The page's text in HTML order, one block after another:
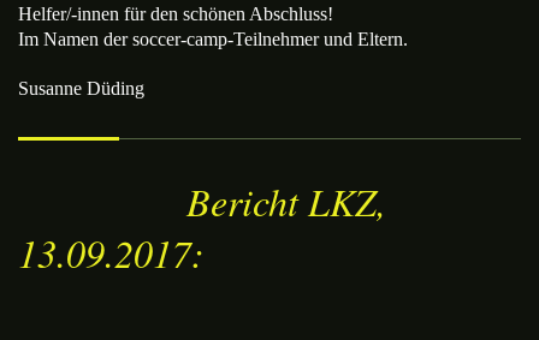
Helfer/-innen für den schönen Abschluss!
Im Namen der soccer-camp-Teilnehmer und Eltern.
Susanne Düding
Bericht LKZ,
13.09.2017: